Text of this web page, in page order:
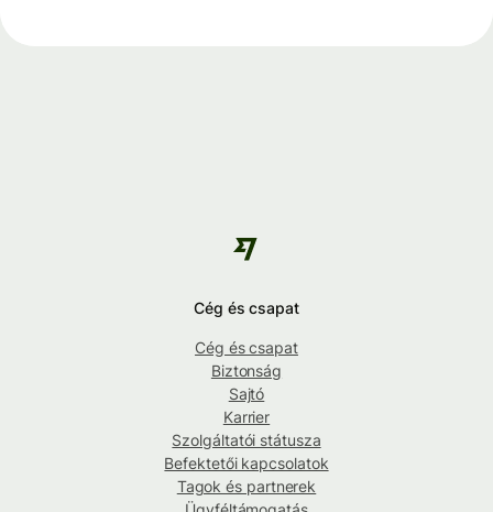
Cég és csapat
Cég és csapat
Biztonság
Sajtó
Karrier
Szolgáltatói státusza
Befektetői kapcsolatok
Tagok és partnerek